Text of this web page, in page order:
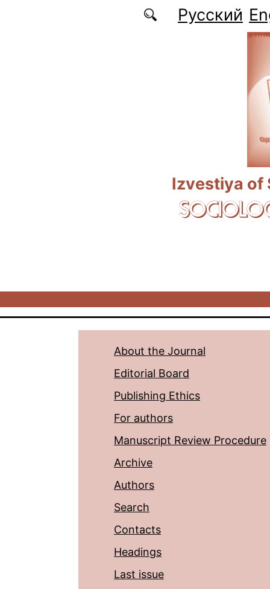
Русский
Izvestiya of
About the Journal
Editorial Board
Publishing Ethics
For authors
Manuscript Review Procedure
Archive
Authors
Search
Contacts
Headings
Last issue